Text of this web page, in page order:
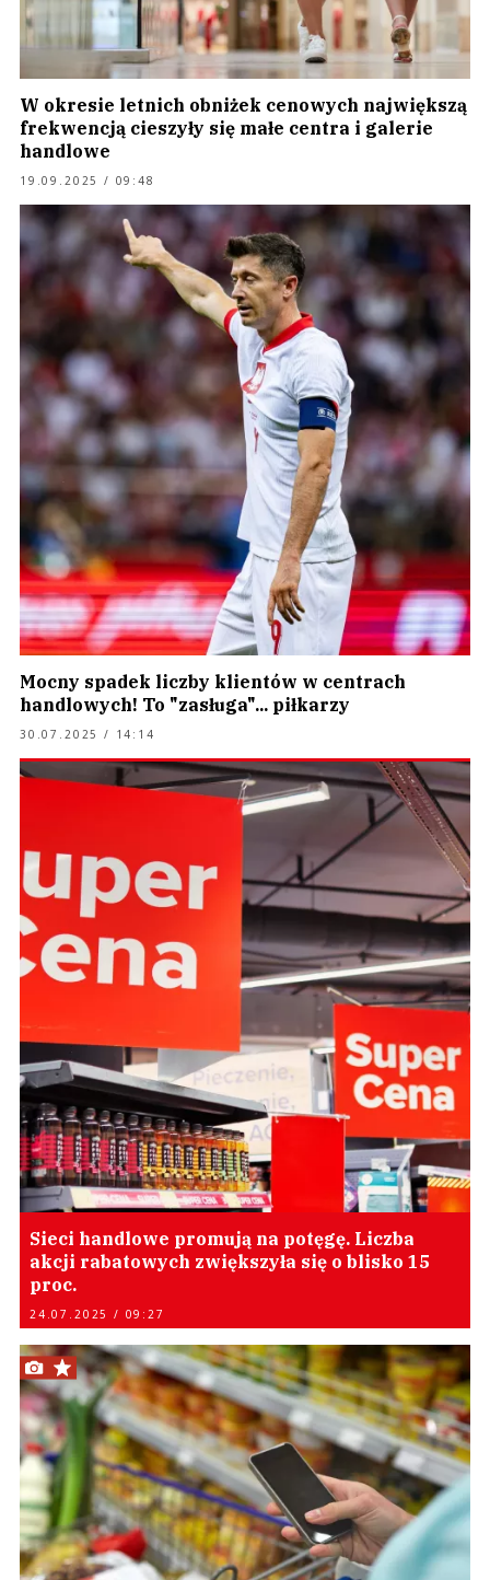
W okresie letnich obniżek cenowych największą
frekwencją cieszyły się małe centra i galerie
handlowe
19.09.2025 / 09:48
Mocny spadek liczby klientów w centrach
handlowych! To "zasługa"... piłkarzy
30.07.2025 / 14:14
Sieci handlowe promują na potęgę. Liczba
akcji rabatowych zwiększyła się o blisko 15
proc.
24.07.2025 / 09:27